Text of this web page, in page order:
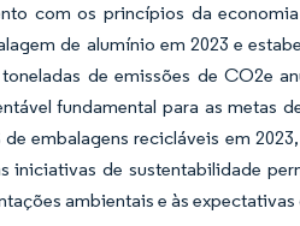
com os princípios da
de alumínio em 2023 e
de emissões de CO2e
fundamental para as metas
embalagens recicláveis em
iniciativas de sustentabilidade
ambientais e às